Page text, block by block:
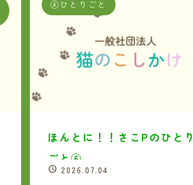
④ひとりごと
ほんとに！！さこPのひとり
ごと⑥
2026.07.04